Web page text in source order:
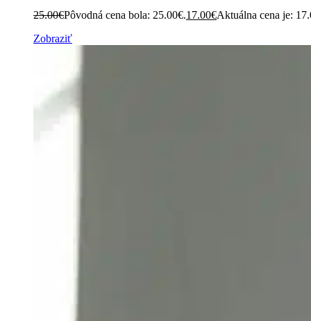
25.00€Pôvodná cena bola: 25.00€.17.00€Aktuálna cena je:
Zobraziť